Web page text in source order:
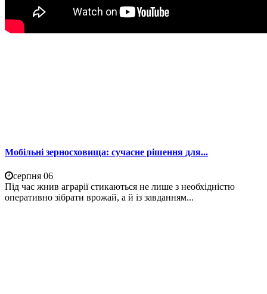
Мобільні зерносховища: сучасне рішення для...
серпня 06
Під час жнив аграрії стикаються не лише з необхідністю
оперативно зібрати врожай, а й із завданням...